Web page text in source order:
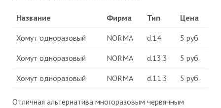
Название Фирма Тип Цена
Хомут одноразовый NORMA d.14 5 руб.
Хомут одноразовый NORMA d.13.3 5 руб.
Хомут одноразовый NORMA d.11.3 5 руб.
Отличная альтернатива многоразовым червячным